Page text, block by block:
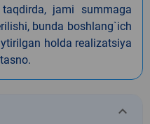
jami summaga
bunda boshlang`ich
holda realizatsiya
keyboard_arrow_down